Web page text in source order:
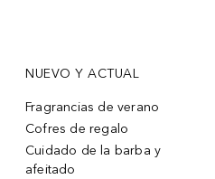
NUEVO Y ACTUAL
Fragrancias de verano
Cofres de regalo
Cuidado de la barba y
afeitado